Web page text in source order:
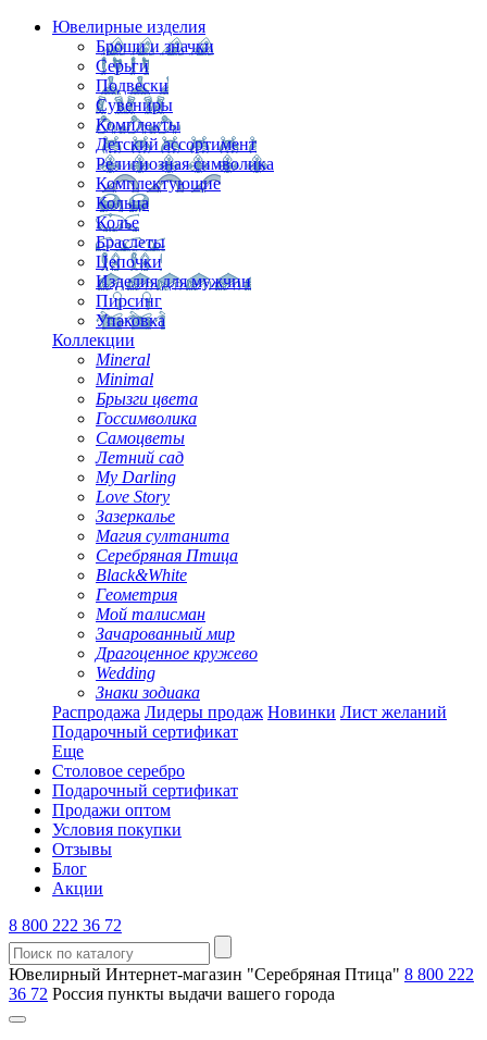
Ювелирные изделия
Броши и значки
Серьги
Подвески
Сувениры
Комплекты
Детский ассортимент
Религиозная символика
Комплектующие
Кольца
Колье
Браслеты
Цепочки
Изделия для мужчин
Пирсинг
Упаковка
Коллекции
Mineral
Minimal
Брызги цвета
Госсимволика
Самоцветы
Летний сад
My Darling
Love Story
Зазеркалье
Магия султанита
Серебряная Птица
Black&White
Геометрия
Мой талисман
Зачарованный мир
Драгоценное кружево
Wedding
Знаки зодиака
Распродажа Лидеры продаж Новинки Лист желаний
Подарочный сертификат
Еще
Столовое серебро
Подарочный сертификат
Продажи оптом
Условия покупки
Отзывы
Блог
Акции
8 800 222 36 72
Ювелирный Интернет-магазин "Серебряная Птица" 8 800 222
36 72 Россия пункты выдачи вашего города